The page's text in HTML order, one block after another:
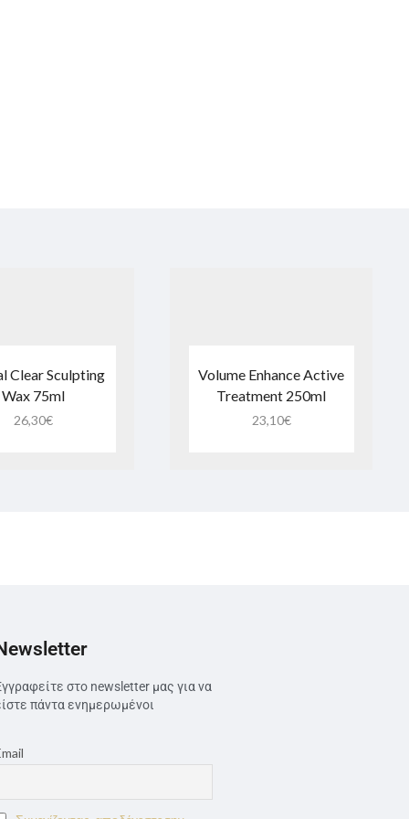
Clear Sculpting
Wax 75ml
26,30€
Volume Enhance Active
Treatment 250ml
23,10€
στο newsletter μας για να
πάντα ενημερωμένοι